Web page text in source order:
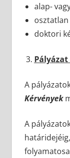
alap-
osztatlan
doktori
Pályázat
A
Kérvények
A